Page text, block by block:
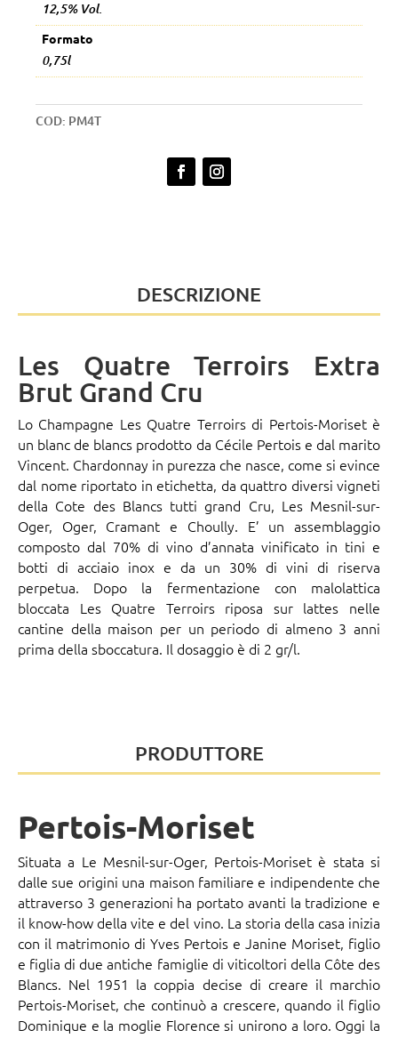
12,5% Vol.
Formato
0,75l
COD: PM4T
DESCRIZIONE
Les Quatre Terroirs Extra
Brut Grand Cru
Lo Champagne Les Quatre Terroirs di Pertois-Morisetè
un blanc de blancs prodotto da Cécile Pertois e dal marito
Vincent. Chardonnay in purezza che nasce, come si evince
dal nome riportato in etichetta, da quattro diversi vigneti
della Cote des Blancs tutti grand Cru, Les Mesnil-sur-
Oger, Oger, Cramant e Choully. E’ un assemblaggio
composto dal 70% di vino d’annata vinificato in tini e
botti di acciaio inox e da un 30% di vini di riserva
perpetua. Dopo la fermentazione con malolattica
bloccata Les Quatre Terroirs riposa sur lattes nelle
cantine della maison per un periodo di almeno 3 anni
prima della sboccatura. Il dosaggio è di 2 gr/l.
PRODUTTORE
Pertois-Moriset
Situata a Le Mesnil-sur-Oger, Pertois-Moriset è stata si
dalle sue origini una maison familiare e indipendente che
attraverso 3 generazioni ha portato avanti la tradizione e
il know-how della vite e del vino. La storia della casa inizia
con il matrimonio di Yves Pertois e Janine Moriset, figlio
e figlia di due antiche famiglie di viticoltori della Côte des
Blancs. Nel 1951 la coppia decise di creare il marchio
Pertois-Moriset, che continuò a crescere, quando il figlio
Dominique e la moglie Florence si unirono a loro. Oggi la